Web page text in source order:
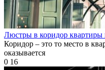
Люстры в коридор квартиры
Коридор – это то место в
оказывается
0 16